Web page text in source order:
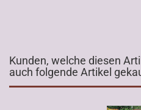
Kunden, welche diesen
auch folgende Artikel